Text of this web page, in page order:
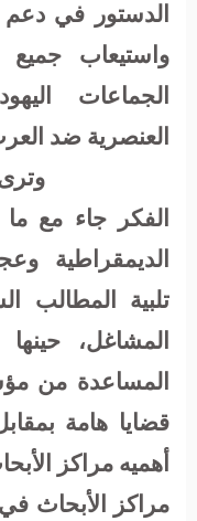
الدستور
في دعم
واستيعاب جميع
الجماعات
العنصرية ضد
الفكر جاء مع
الديمقراطية
تلبية المطالب
المشاغل،
المساعدة من
قضايا هامة
أهميه مراكز
مراكز الأبحاث